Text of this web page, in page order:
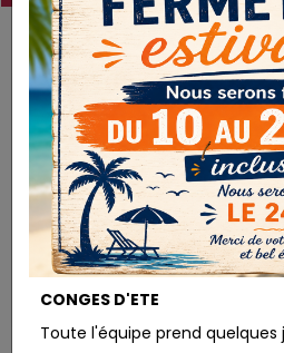
Charges Blanc
CONGES D'ETE
Toute l'équipe prend quelques